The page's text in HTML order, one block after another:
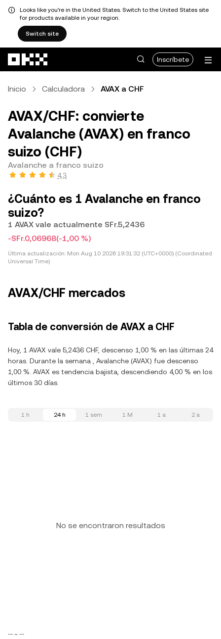
Looks like you're in the United States. Switch to the United States site
for products available in your region.
Switch site
Inscríbete
Inicio Calculadora AVAX a CHF
AVAX/CHF: convierte
Avalanche (AVAX) en franco
suizo (CHF)
Avalanche a franco suizo
4,3
¿Cuánto es 1 Avalanche en franco
suizo?
1 AVAX vale actualmente SFr.5,2436
-SFr.0,06968(-1,00 %)
Última actualización: Mon Aug 10 2026 19:31:32 (UTC+0000) (Coordinated
Universal Time)
AVAX/CHF mercados
Tabla de conversión de AVAX a CHF
Hoy, 1 AVAX vale 5,2436 CHF, descenso 1,00 % en las últimas 24
horas. Durante la semana , Avalanche (AVAX) fue descenso
1,00 %. AVAX es tendencia bajista, descendiendo 4,00 % en los
últimos 30 días.
1 h 24 h 1 sem 1 M 1 a 2 a
No se encontraron resultados
-- ~ --